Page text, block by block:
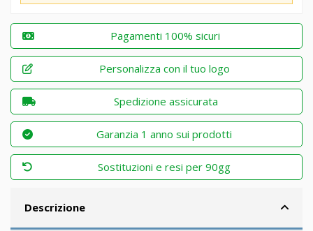
Pagamenti 100% sicuri
Personalizza con il tuo logo
Spedizione assicurata
Garanzia 1 anno sui prodotti
Sostituzioni e resi per 90gg
Descrizione